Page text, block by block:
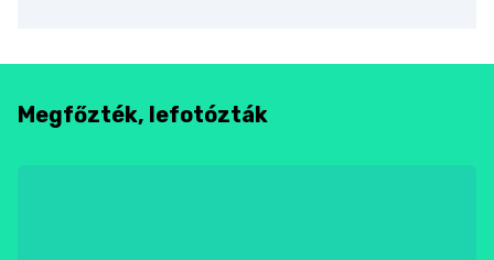
Megfőzték, lefotózták